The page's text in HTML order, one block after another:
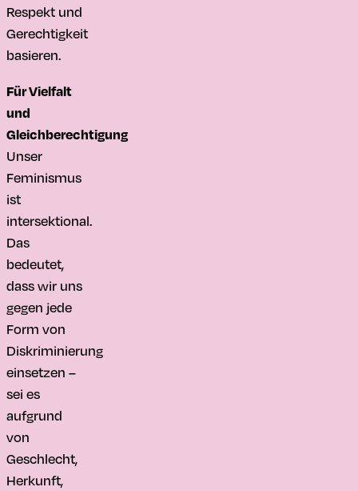
Respekt und
Gerechtigkeit
basieren.
Für Vielfalt
und
Gleichberechtigung
Unser
Feminismus
ist
intersektional.
Das
bedeutet,
dass wir uns
gegen jede
Form von
Diskriminierung
einsetzen –
sei es
aufgrund
von
Geschlecht,
Herkunft,